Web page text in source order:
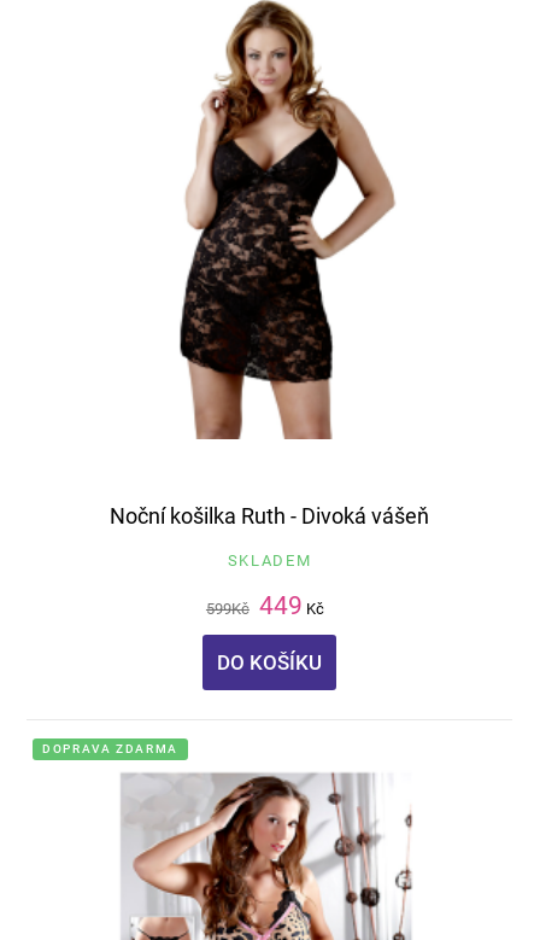
Noční košilka Ruth - Divoká vášeň
SKLADEM
599Kč 449 Kč
DO KOŠÍKU
DOPRAVA ZDARMA